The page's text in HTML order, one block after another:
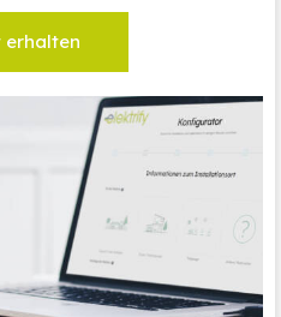
erhalten